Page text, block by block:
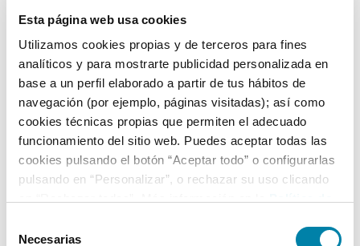
Esta página web usa cookies
Utilizamos cookies propias y de terceros para fines
analíticos y para mostrarte publicidad personalizada en
base a un perfil elaborado a partir de tus hábitos de
navegación (por ejemplo, páginas visitadas); así como
cookies técnicas propias que permiten el adecuado
funcionamiento del sitio web. Puedes aceptar todas las
cookies pulsando el botón “Aceptar todo” o configurarlas
pulsando en “Personalizar”, o rechazar su uso clicando
Necesarias
Detalles destacados
Conexión inalámbrica con Apple Carplay
Faros Matrix LED
Luces traseras LED
+ Ver todos
Ficha técnica